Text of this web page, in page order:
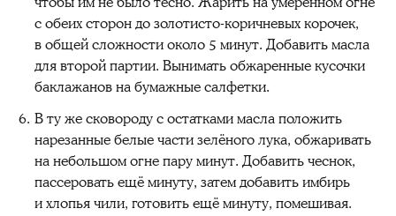
с обеих сторон до золотисто-коричневых корочек,
в общей сложности около 5 минут. Добавить масла
для второй партии. Вынимать обжаренные кусочки
баклажанов на бумажные салфетки.
В ту же сковороду с остатками масла положить
нарезанные белые части зелёного лука, обжаривать
на небольшом огне пару минут. Добавить чеснок,
пассеровать ещё минуту, затем добавить имбирь
и хлопья чили, готовить ещё минуту, помешивая.